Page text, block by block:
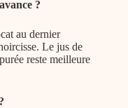
?
au dernier
Le jus de
reste meilleure